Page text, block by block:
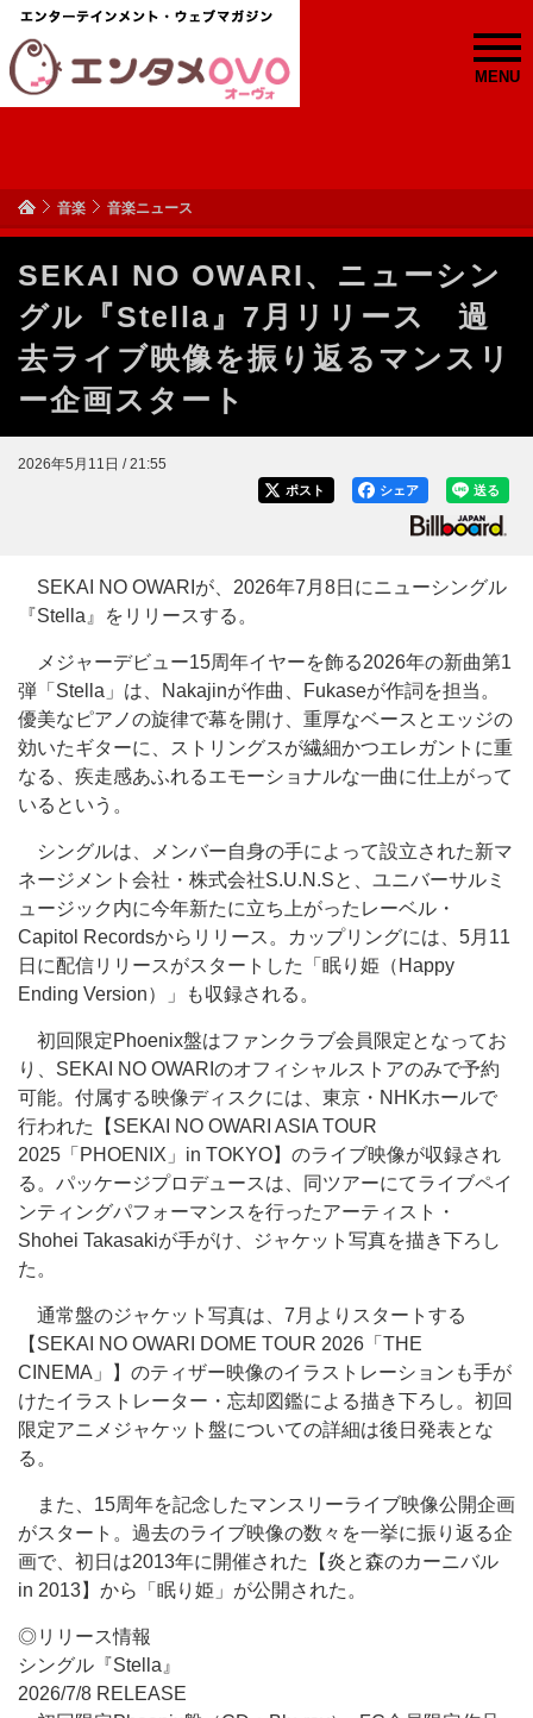
MENU
音楽 音楽ニュース
SEKAI NO OWARI、ニューシン
グル『Stella』7月リリース 過
去ライブ映像を振り返るマンスリ
ー企画スタート
2026年5月11日 / 21:55
送る
シェア
ポスト
SEKAI NO OWARIが、2026年7月8日にニューシングル
『Stella』をリリースする。
メジャーデビュー15周年イヤーを飾る2026年の新曲第1
弾「Stella」は、Nakajinが作曲、Fukaseが作詞を担当。
優美なピアノの旋律で幕を開け、重厚なベースとエッジの
効いたギターに、ストリングスが繊細かつエレガントに重
なる、疾走感あふれるエモーショナルな一曲に仕上がって
いるという。
シングルは、メンバー自身の手によって設立された新マ
ネージメント会社・株式会社S.U.N.Sと、ユニバーサルミ
ュージック内に今年新たに立ち上がったレーベル・
Capitol Recordsからリリース。カップリングには、5月11
日に配信リリースがスタートした「眠り姫（Happy
Ending Version）」も収録される。
初回限定Phoenix盤はファンクラブ会員限定となってお
り、SEKAI NO OWARIのオフィシャルストアのみで予約
可能。付属する映像ディスクには、東京・NHKホールで
行われた【SEKAI NO OWARI ASIA TOUR
2025「PHOENIX」in TOKYO】のライブ映像が収録され
る。パッケージプロデュースは、同ツアーにてライブペイ
ンティングパフォーマンスを行ったアーティスト・
Shohei Takasakiが手がけ、ジャケット写真を描き下ろし
た。
通常盤のジャケット写真は、7月よりスタートする
【SEKAI NO OWARI DOME TOUR 2026「THE
CINEMA」】のティザー映像のイラストレーションも手が
けたイラストレーター・忘却図鑑による描き下ろし。初回
限定アニメジャケット盤についての詳細は後日発表とな
る。
また、15周年を記念したマンスリーライブ映像公開企画
がスタート。過去のライブ映像の数々を一挙に振り返る企
画で、初日は2013年に開催された【炎と森のカーニバル
in 2013】から「眠り姫」が公開された。
◎リリース情報
シングル『Stella』
2026/7/8 RELEASE